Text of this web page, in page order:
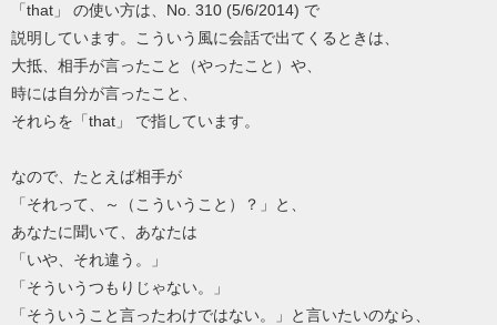
「that」 の使い方は、No. 310 (5/6/2014) で
説明しています。こういう風に会話で出てくるときは、
大抵、相手が言ったこと（やったこと）や、
時には自分が言ったこと、
それらを「that」 で指しています。
なので、たとえば相手が
「それって、～（こういうこと）？」と、
あなたに聞いて、あなたは
「いや、それ違う。」
「そういうつもりじゃない。」
「そういうこと言ったわけではない。」と言いたいのなら、